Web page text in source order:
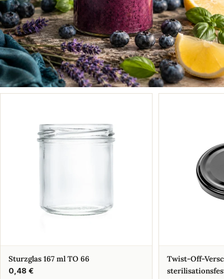
Sturzglas 167 ml TO 66
Regulärer
0,48 €
Twist-Off-